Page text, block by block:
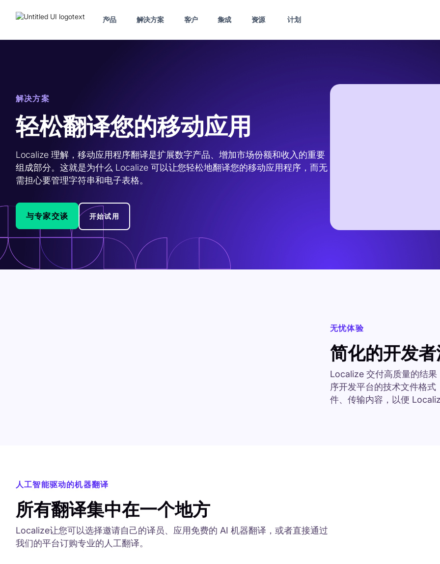
产品 解决方案 客户 集成 资源 计划
解决方案
轻松翻译您的移动应用
Localize 理解，移动应用程序翻译是扩展数字产品、增加市场份额和收入的重要
组成部分。这就是为什么 Localize 可以让您轻松地翻译您的移动应用程序，而无
需担心要管理字符串和电子表格。
与专家交谈 开始试用
无忧体验
简化的开发
Localize 交付高质量的结
序开发平台的技术文件格
件、传输内容，以便
人工智能驱动的机器翻译
所有翻译集中在一个地方
Localize让您可以选择邀请自己的译员、应用免费的 AI 机器翻译，或者直接通过
我们的平台订购专业的人工翻译。